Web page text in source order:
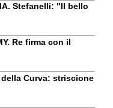
Stefanelli: "Il bello
Re firma con il
Curva: striscione